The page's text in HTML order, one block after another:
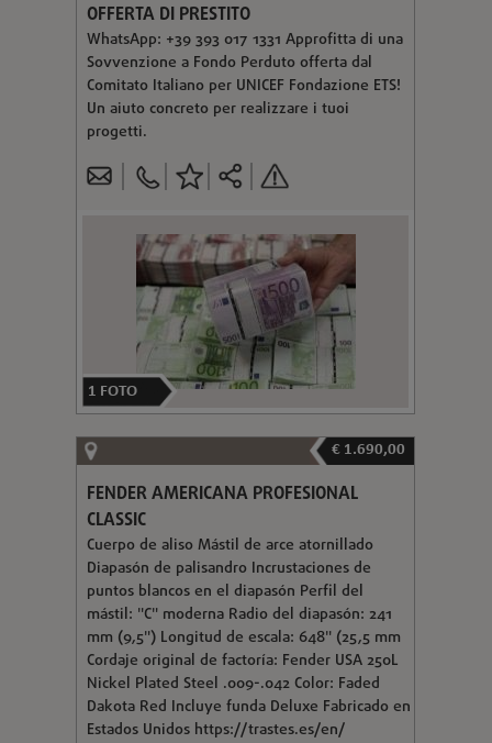
OFFERTA DI PRESTITO
WhatsApp: +39 393 017 1331 Approfitta di una
Sovvenzione a Fondo Perduto offerta dal
Comitato Italiano per UNICEF Fondazione ETS!
Un aiuto concreto per realizzare i tuoi
progetti.
1 FOTO
€ 1.690,00
FENDER AMERICANA PROFESIONAL
CLASSIC
Cuerpo de aliso Mástil de arce atornillado
Diapasón de palisandro Incrustaciones de
puntos blancos en el diapasón Perfil del
mástil: "C" moderna Radio del diapasón: 241
mm (9,5") Longitud de escala: 648" (25,5 mm
Cordaje original de factoría: Fender USA 250L
Nickel Plated Steel .009-.042 Color: Faded
Dakota Red Incluye funda Deluxe Fabricado en
Estados Unidos https://trastes.es/en/